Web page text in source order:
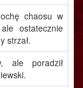
chaosu w
ostatecznie
strzał.
ale poradził